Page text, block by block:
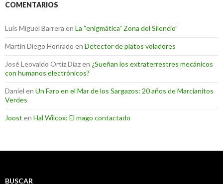
COMENTARIOS
Luis Miguel Barrera en La “enigmática” Zona del Silencio”
Martin Diego Honrado en Detector de platos voladores
José Leovaldo Ortiz Díazen ¿Sueñan los extraterrestres mecánicos
con humanos electrónicos?
Daniel en Un Faro en el Mar de los Sargazos: 20 años de Marcianitos
Verdes
Joost en Hal Wilcox: El mago contactado
BUSCAR